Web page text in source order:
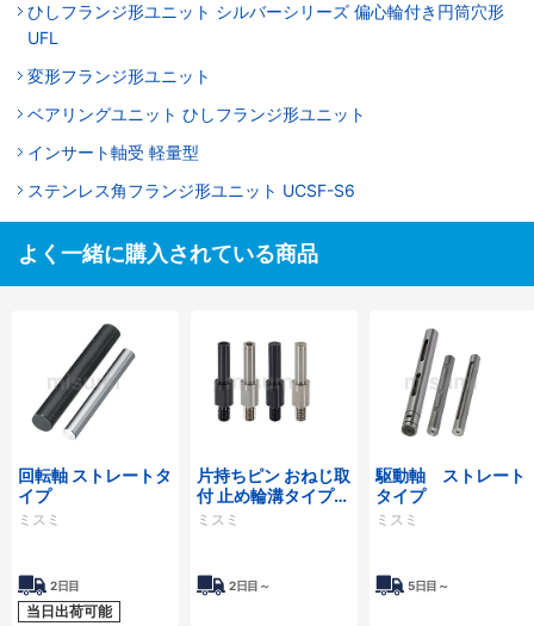
ひしフランジ形ユニット シルバーシリーズ 偏心輪付き円筒穴形
UFL
変形フランジ形ユニット
ベアリングユニット ひしフランジ形ユニット
インサート軸受 軽量型
ステンレス角フランジ形ユニット UCSF-S6
よく一緒に購入されている商品
回転軸 ストレートタ
イプ
ミスミ
2日目
当日出荷可能
片持ちピン おねじ取
付 止め輪溝タイプ・
標準タイプ・六角穴
ミスミ
2日目～
駆動軸 ストレート
タイプ
ミスミ
5日目～